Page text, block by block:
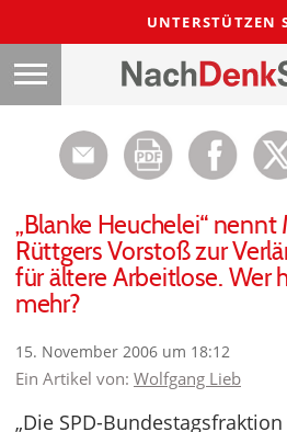
UNTERSTÜTZEN
„Blanke Heuchelei“
Rüttgers Vorstoß zur
für ältere Arbeitlose. Wer
mehr?
15. November 2006 um 18:12
Ein Artikel von: Wolfgang Lieb
„Die SPD-